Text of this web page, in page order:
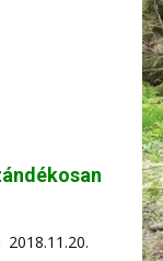
2018.11.20.